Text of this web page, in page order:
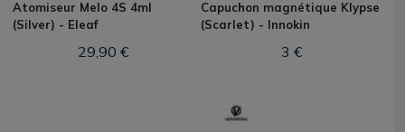
Atomiseur Melo 4S 4ml
(Silver) - Eleaf
29,90 €
Capuchon magnétique Klypse
(Scarlet) - Innokin
3 €